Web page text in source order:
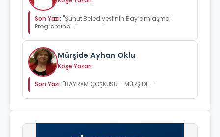
Son Yazı: "Şuhut Belediyesi’nin Bayramlaşma
Programına..."
Mürşide Ayhan Oklu
Köşe Yazarı
Son Yazı: "BAYRAM ÇOŞKUSU - MÜRŞİDE..."